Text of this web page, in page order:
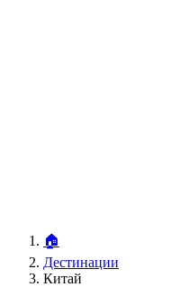
🏠
Дестинации
Китай